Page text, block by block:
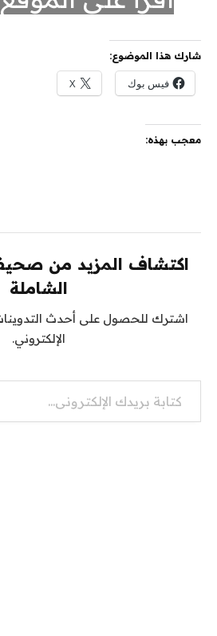
شارك هذا الموضوع:
فيس بوك X
معجب بهذه:
اكتشاف المزيد من
الشاملة
اشترك للحصول على أحدث
الإلكتروني.
كتابة بريدك الإلكتروني...